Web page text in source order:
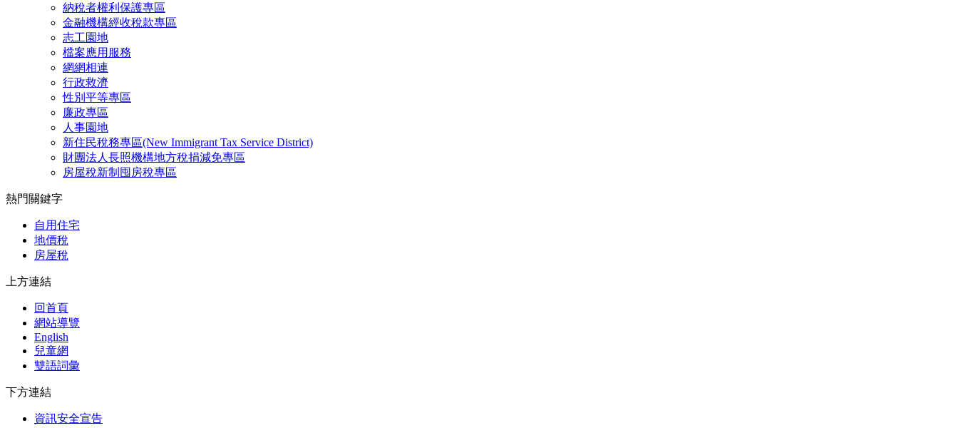
納稅者權利保護專區
金融機構經收稅款專區
志工園地
檔案應用服務
網網相連
行政救濟
性別平等專區
廉政專區
人事園地
新住民稅務專區(New Immigrant Tax Service District)
財團法人長照機構地方稅捐減免專區
房屋稅新制囤房稅專區
熱門關鍵字
自用住宅
地價稅
房屋稅
上方連結
回首頁
網站導覽
English
兒童網
雙語詞彙
下方連結
資訊安全宣告